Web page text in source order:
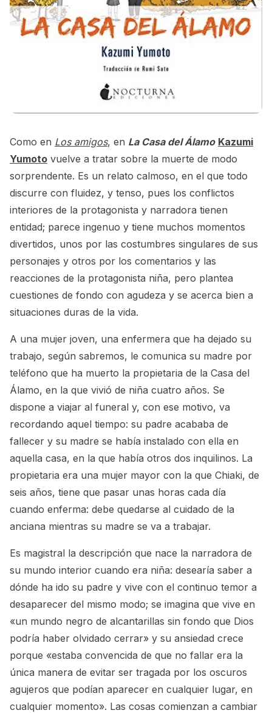
Como en Los amigos, en La Casa del Álamo Kazumi
Yumoto vuelve a tratar sobre la muerte de modo
sorprendente. Es un relato calmoso, en el que todo
discurre con fluidez, y tenso, pues los conflictos
interiores de la protagonista y narradora tienen
entidad; parece ingenuo y tiene muchos momentos
divertidos, unos por las costumbres singulares de sus
personajes y otros por los comentarios y las
reacciones de la protagonista niña, pero plantea
cuestiones de fondo con agudeza y se acerca bien a
situaciones duras de la vida.
A una mujer joven, una enfermera que ha dejado su
trabajo, según sabremos, le comunica su madre por
teléfono que ha muerto la propietaria de la Casa del
Álamo, en la que vivió de niña cuatro años. Se
dispone a viajar al funeral y, con ese motivo, va
recordando aquel tiempo: su padre acababa de
fallecer y su madre se había instalado con ella en
aquella casa, en la que había otros dos inquilinos. La
propietaria era una mujer mayor con la que Chiaki, de
seis años, tiene que pasar unas horas cada día
cuando enferma: debe quedarse al cuidado de la
anciana mientras su madre se va a trabajar.
Es magistral la descripción que nace la narradora de
su mundo interior cuando era niña: desearía saber a
dónde ha ido su padre y vive con el continuo temor a
desaparecer del mismo modo; se imagina que vive en
«un mundo negro de alcantarillas sin fondo que Dios
podría haber olvidado cerrar» y su ansiedad crece
porque «estaba convencida de que no fallar era la
única manera de evitar ser tragada por los oscuros
agujeros que podían aparecer en cualquier lugar, en
cualquier momento». Las cosas comienzan a cambiar